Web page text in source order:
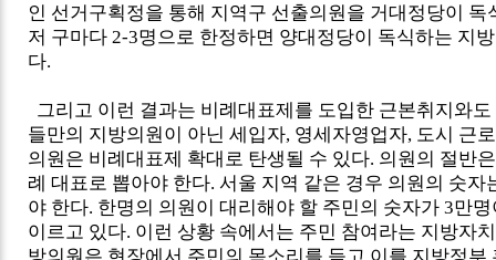
인 선거구획정을 통해 지역구 선출의원을 거대정당이
저 구마다 2-3명으로 한정하면 양대정당이 독식하는 지
다.
그리고 이런 결과는 비례대표제를 도입한 근본취지와
들만의 지방의원이 아닌 세입자, 영세자영업자, 도시 근
의원은 비례대표제 확대로 탄생될 수 있다. 의원의 절반
례 대표로 뽑아야 한다. 서울 지역 같은 경우 의원의 숫자
야 한다. 한명의 의원이 대리해야 할 주민의 숫자가 3만
이르고 있다. 이런 상황 속에서는 주민 참여라는 지방자